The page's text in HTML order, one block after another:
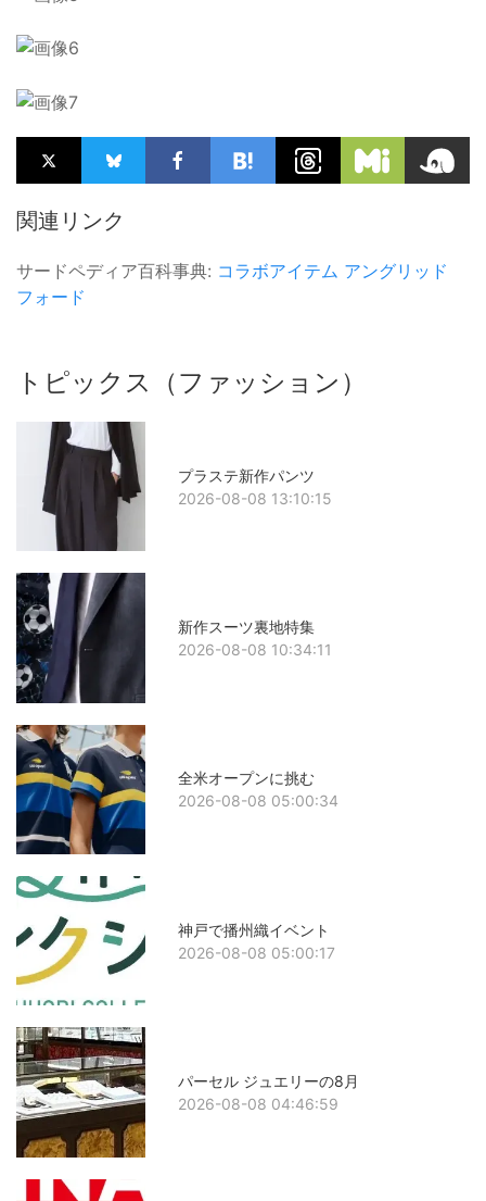
関連リンク
サードペディア百科事典: コラボアイテム アングリッド
フォード
トピックス（ファッション）
プラステ新作パンツ
2026-08-08 13:10:15
新作スーツ裏地特集
2026-08-08 10:34:11
全米オープンに挑む
2026-08-08 05:00:34
神戸で播州織イベント
2026-08-08 05:00:17
パーセル ジュエリーの8月
2026-08-08 04:46:59